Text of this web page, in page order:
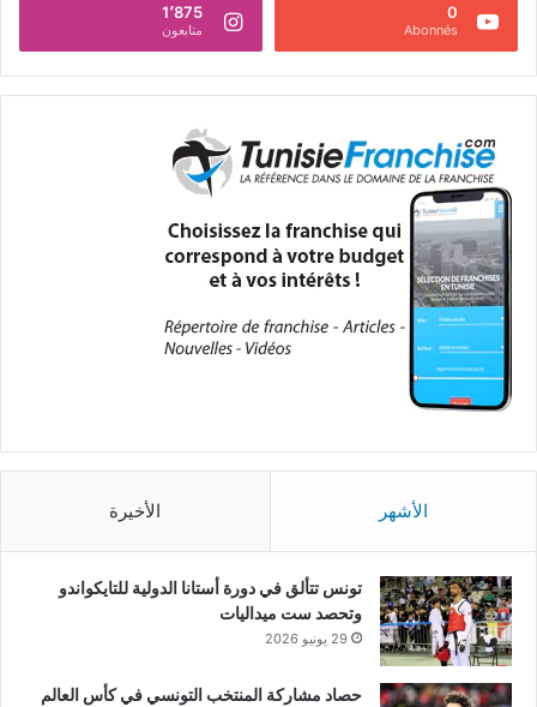
0
Abonnés
1٬875
متابعون
الأشهر الأخيرة
تونس تتألق في دورة أستانا الدولية للتايكواندو
وتحصد ست ميداليات
29 يونيو 2026
حصاد مشاركة المنتخب التونسي في كأس العالم